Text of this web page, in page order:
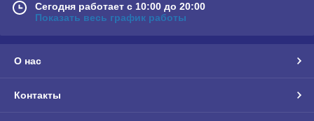
Сегодня работает с 10:00 до 20:00
Показать весь график работы
О нас
Контакты